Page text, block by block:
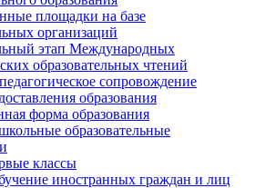
площадки на базе
организаций
этап Международных
образовательных чтений
сопровождение
образования
форма образования
образовательные
классы
иностранных граждан и лиц